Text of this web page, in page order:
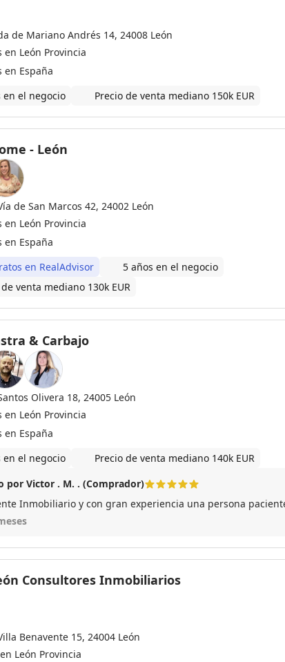
de Mariano Andrés 14, 24008 León
en León Provincia
en España
en el negocio
Precio de venta mediano 150k EUR
- León
de San Marcos 42, 24002 León
en León Provincia
en España
en RealAdvisor
5 años en el negocio
venta mediano 130k EUR
& Carbajo
Olivera 18, 24005 León
en León Provincia
en España
en el negocio
Precio de venta mediano 140k EUR
por Victor . M. . (Comprador)
Consultores Inmobiliarios
Benavente 15, 24004 León
León Provincia